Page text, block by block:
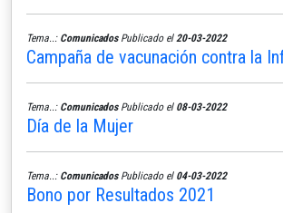
Tema..: ComunicadosPublicado el 20-03-2022
Campaña de vacunación contra la
Tema..: ComunicadosPublicado el 08-03-2022
Día de la Mujer
Tema..: ComunicadosPublicado el 04-03-2022
Bono por Resultados 2021